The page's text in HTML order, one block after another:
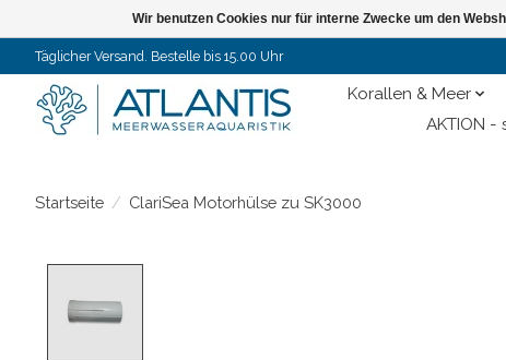
Täglicher Versand. Bestelle bis 15.00 Uhr
Korallen & Meer
AKTION -
Startseite / ClariSea Motorhülse zu SK3000
Wir benutzen Cookies nur für interne Zwecke um den